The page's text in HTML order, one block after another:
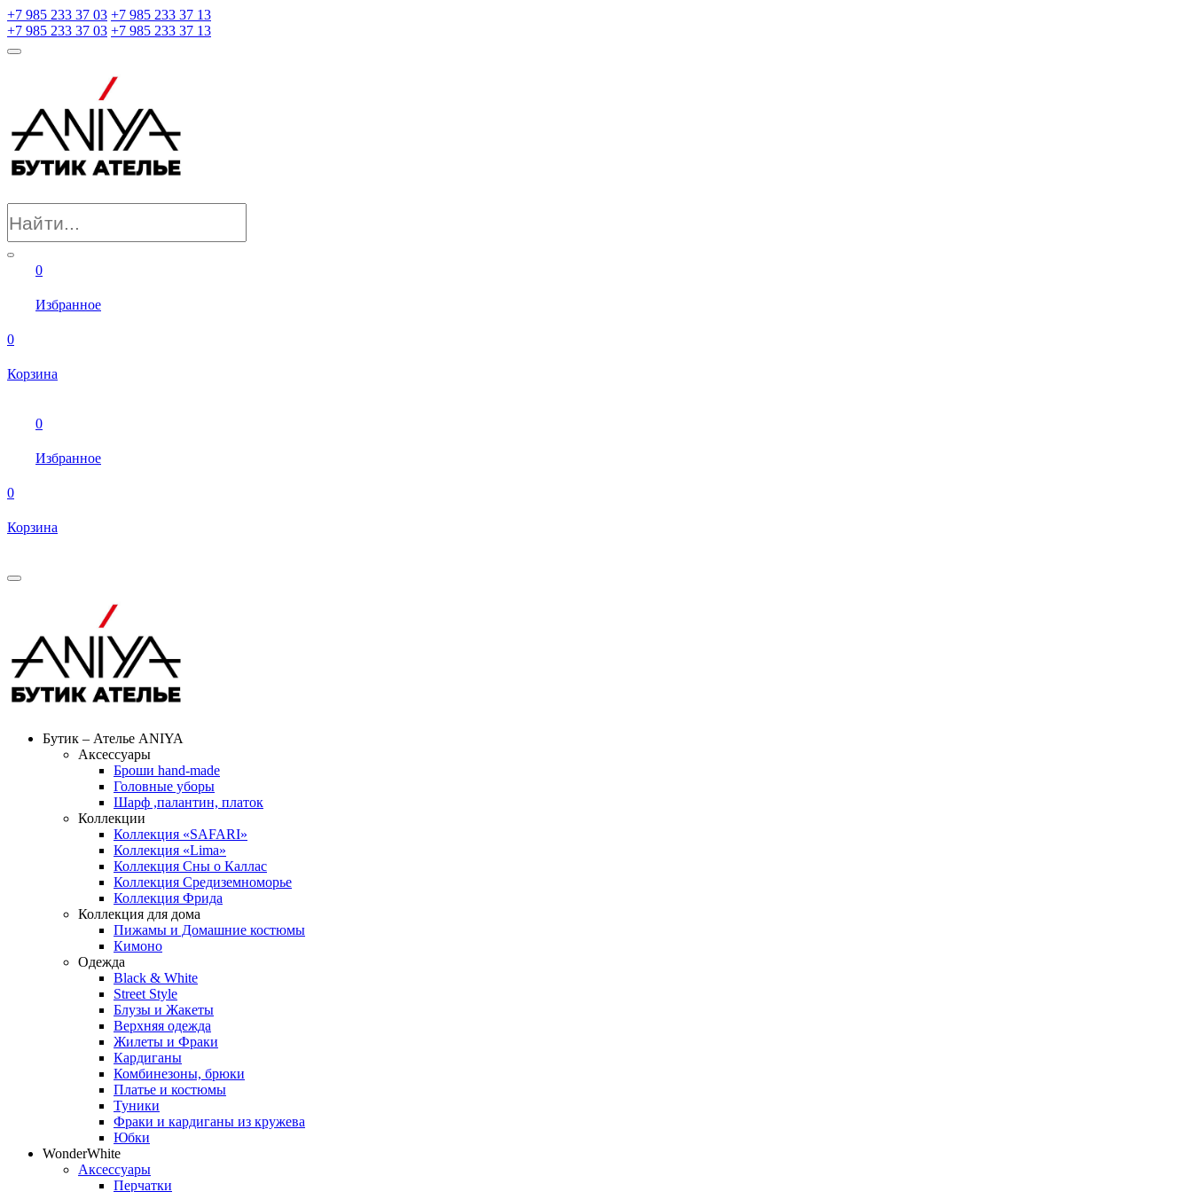
+7 985 233 37 03 +7 985 233 37 13
+7 985 233 37 03 +7 985 233 37 13
0
Избранное
0
Корзина
0
Избранное
0
Корзина
Бутик – Ателье ANIYA
Аксессуары
Броши hand-made
Головные уборы
Шарф ,палантин, платок
Коллекции
Коллекция «SAFARI»
Коллекция «Lima»
Коллекция Сны о Каллас
Коллекция Средиземноморье
Коллекция Фрида
Коллекция для дома
Пижамы и Домашние костюмы
Кимоно
Одежда
Black & White
Street Style
Блузы и Жакеты
Верхняя одежда
Жилеты и Фраки
Кардиганы
Комбинезоны, брюки
Платье и костюмы
Туники
Фраки и кардиганы из кружева
Юбки
WonderWhite
Аксессуары
Перчатки